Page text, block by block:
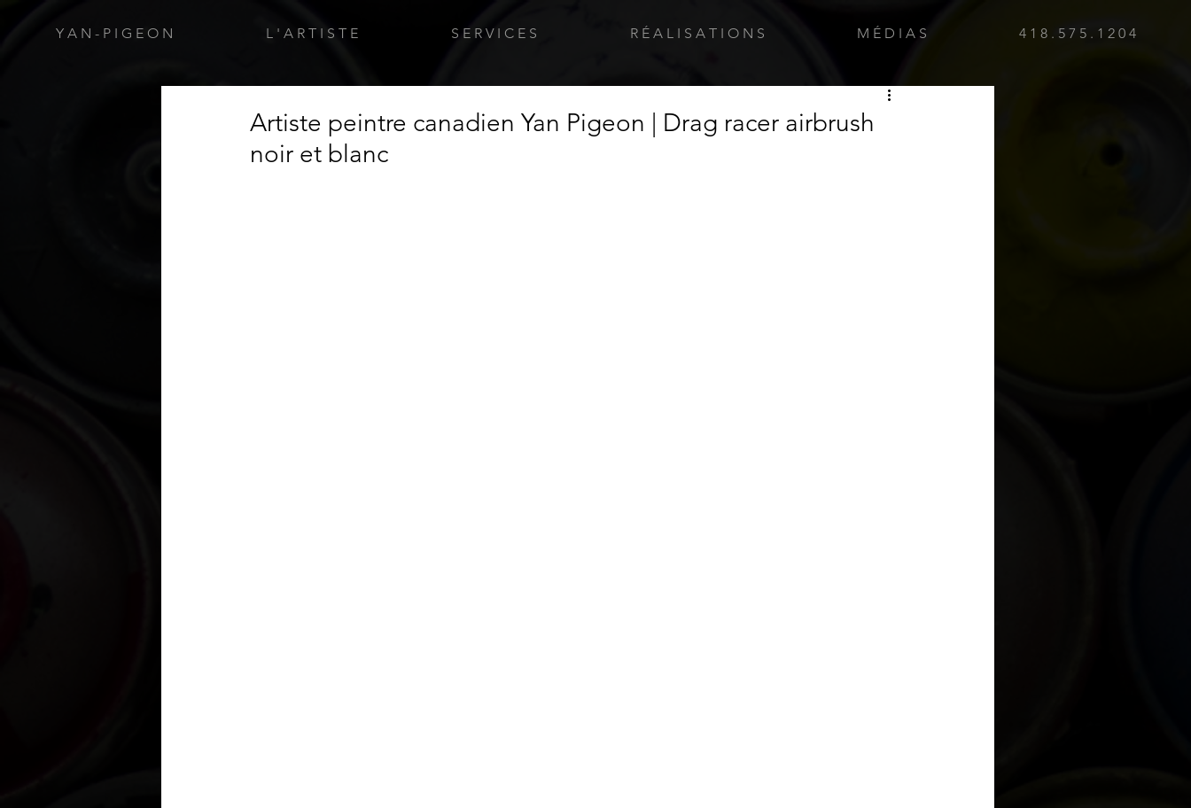
Y A N - P I G E O N L ' A R T I S T E S E R V I C E S R É A L I S A T I O N S M É D I A S 4 1 8 . 5 7 5 . 1 2 0 4
Artiste peintre canadien Yan Pigeon | Drag racer airbrush
noir et blanc